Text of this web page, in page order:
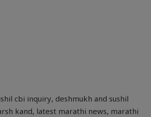
cbi inquiry, deshmukh and sushil
kand, latest marathi news, marathi